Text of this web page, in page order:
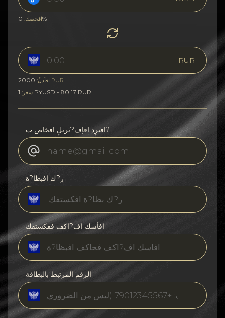
افخصك:0%
RUR
افأدلٌ: 2000
RUR
سغر: 1 PYUSD - 80.17 RUR
افبرٍد افإف?ترنلٍ افخاص ب?
ر?ك افبظا?ة
افأسك اف?اكف ففكستفك
الرقم المرتبط بالبطاقة